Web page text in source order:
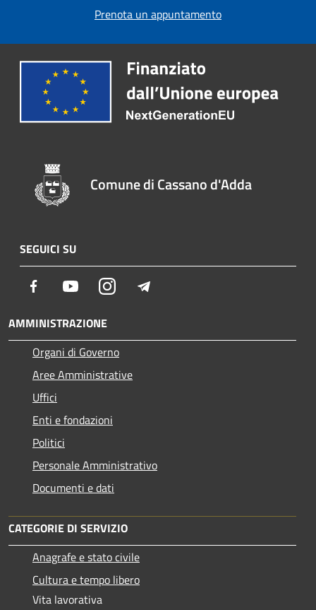
Prenota un appuntamento
Comune di Cassano d'Adda
SEGUICI SU
Facebook YoutubeInstagram
AMMINISTRAZIONE
Organi di Governo
Aree Amministrative
Uffici
Enti e fondazioni
Politici
Personale Amministrativo
Documenti e dati
CATEGORIE DI SERVIZIO
Anagrafe e stato civile
Cultura e tempo libero
Vita lavorativa